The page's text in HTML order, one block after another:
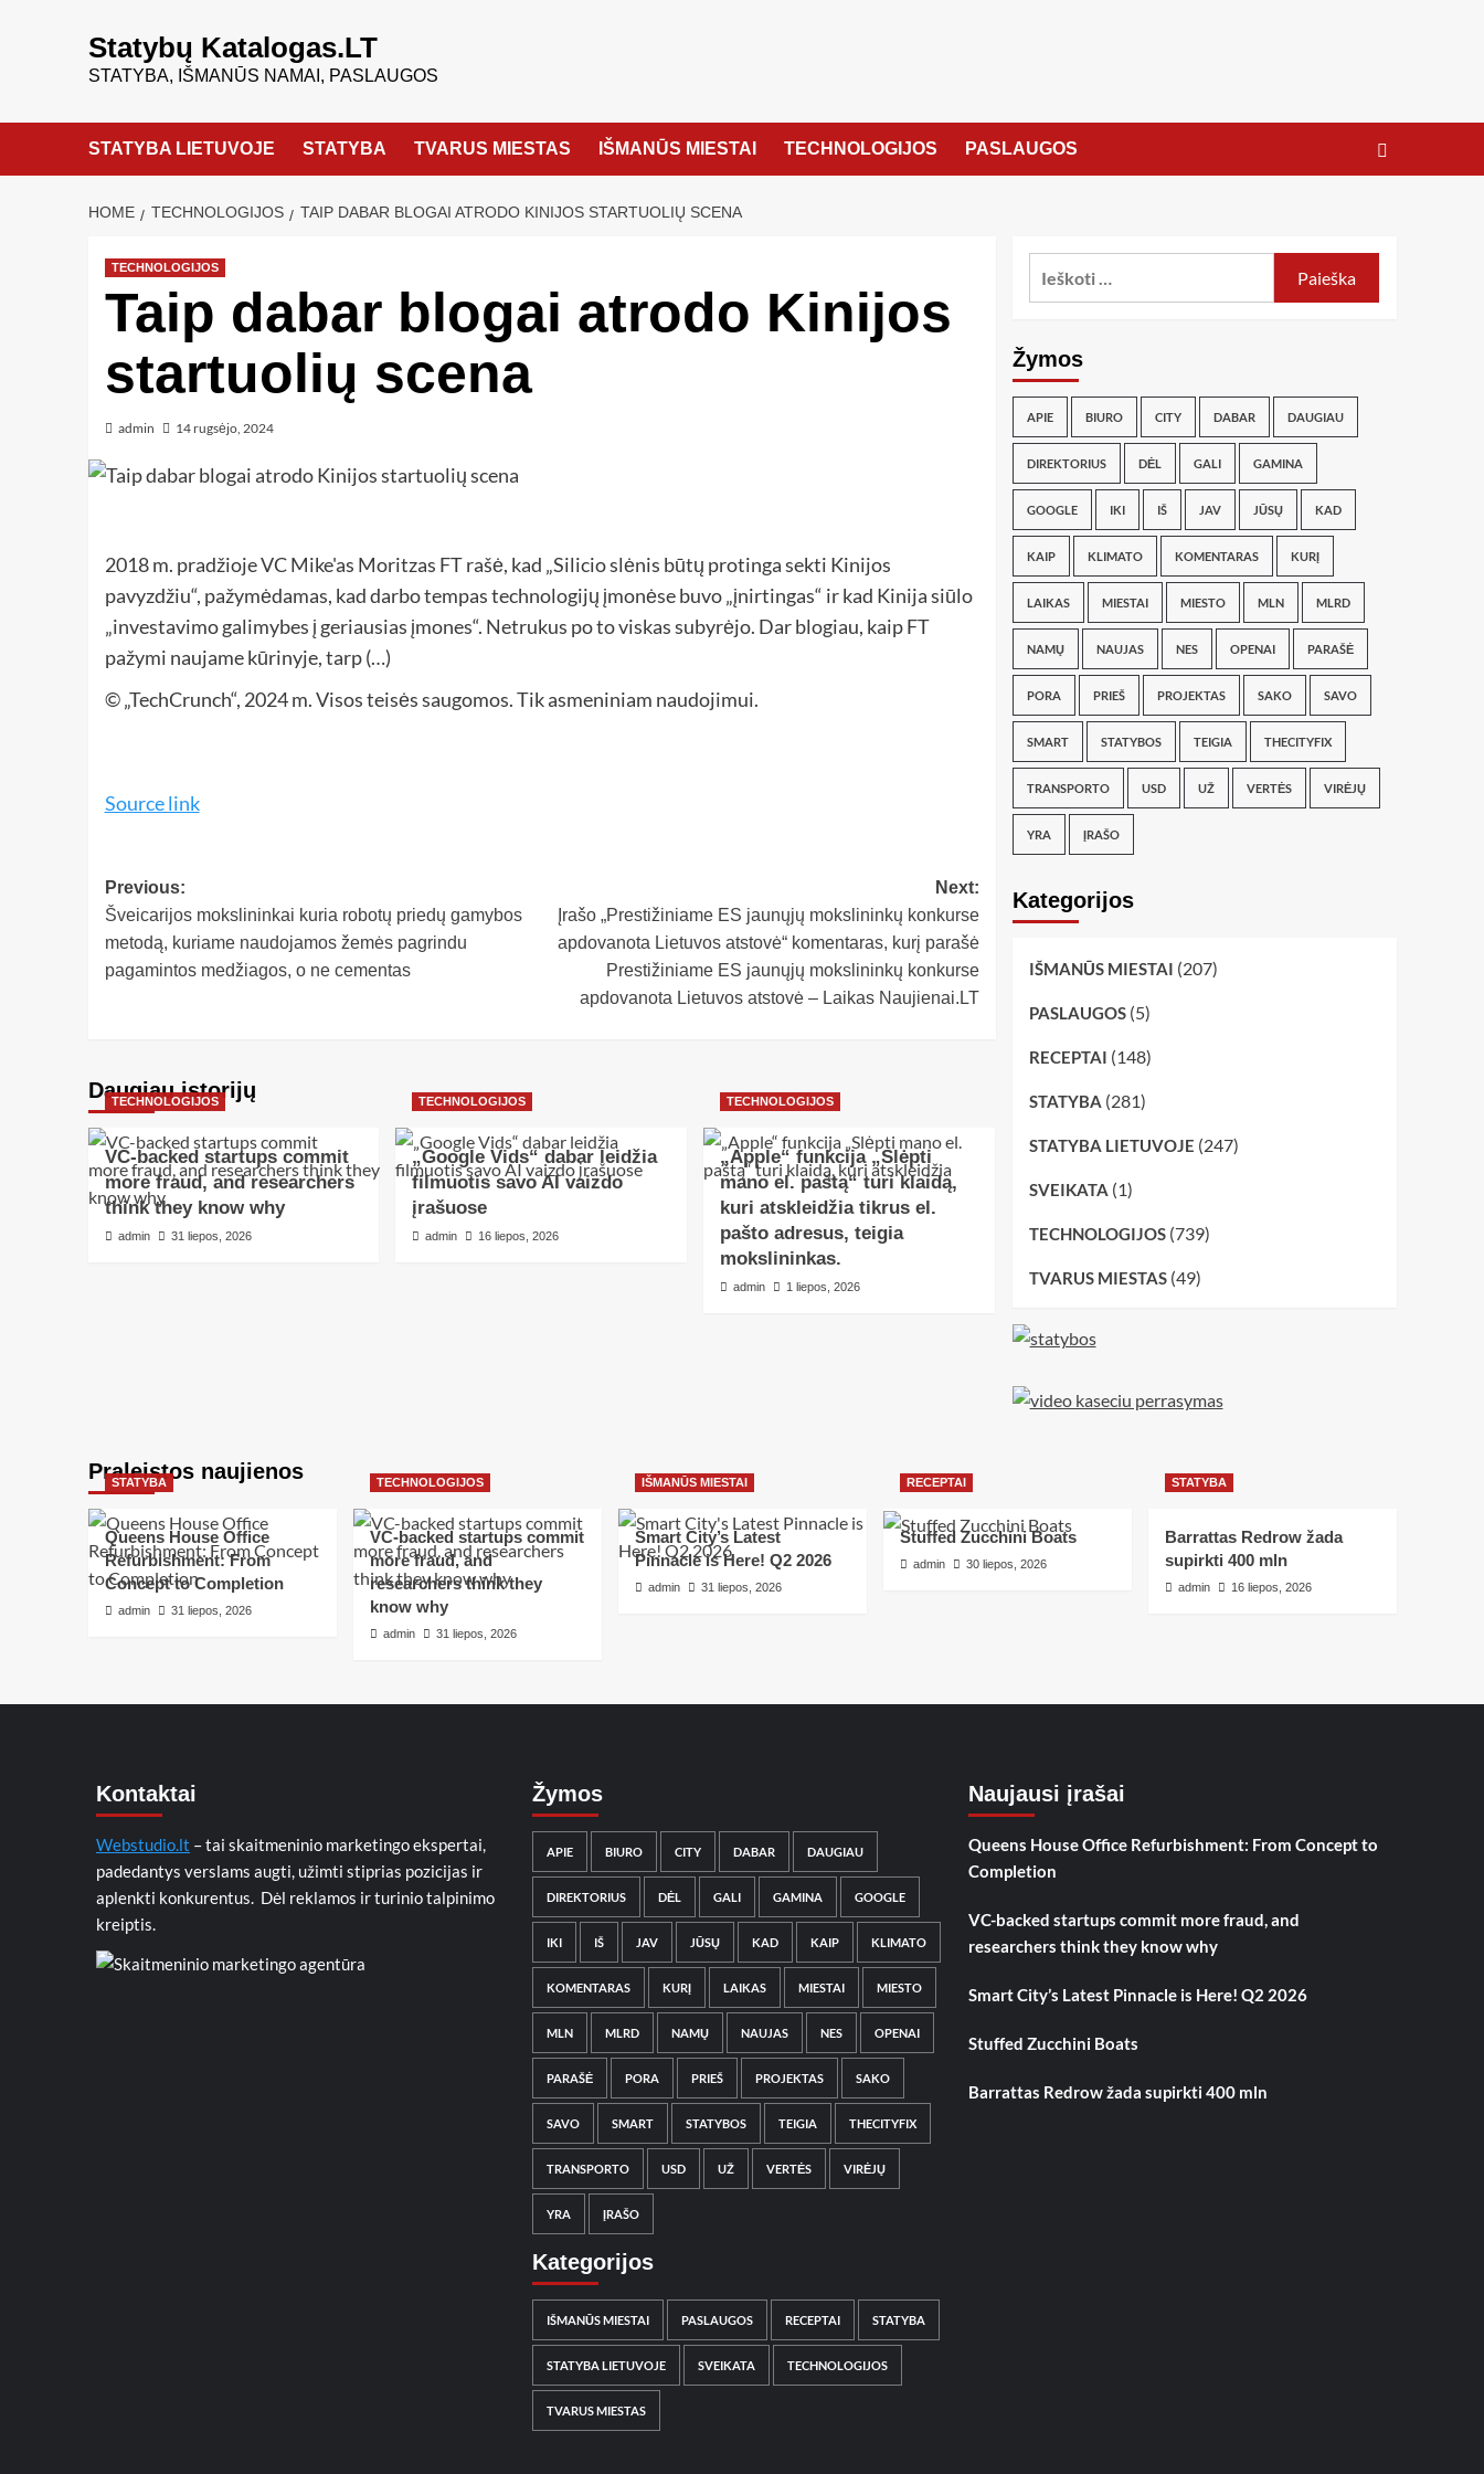
Statybų Katalogas.LT
STATYBA, IŠMANŪS NAMAI, PASLAUGOS
STATYBA LIETUVOJE STATYBA TVARUS MIESTAS IŠMANŪS MIESTAI TECHNOLOGIJOS PASLAUGOS
HOME TECHNOLOGIJOS TAIP DABAR BLOGAI ATRODO KINIJOS STARTUOLIŲ SCENA
TECHNOLOGIJOS
Taip dabar blogai atrodo Kinijos
startuolių scena
admin 14 rugsėjo, 2024
2018 m. pradžioje VC Mike'as Moritzas FT rašė, kad „Silicio slėnis būtų protinga sekti Kinijos
pavyzdžiu“, pažymėdamas, kad darbo tempas technologijų įmonėse buvo „įnirtingas“ ir kad Kinija siūlo
„investavimo galimybes į geriausias įmones“. Netrukus po to viskas subyrėjo. Dar blogiau, kaip FT
pažymi naujame kūrinyje, tarp (…)
© „TechCrunch“, 2024 m. Visos teisės saugomos. Tik asmeniniam naudojimui.
Source link
Previous:
Šveicarijos mokslininkai kuria robotų priedų gamybos
metodą, kuriame naudojamos žemės pagrindu
pagamintos medžiagos, o ne cementas
Next:
Įrašo „Prestižiniame ES jaunųjų mokslininkų konkurse
apdovanota Lietuvos atstovė“ komentaras, kurį parašė
Prestižiniame ES jaunųjų mokslininkų konkurse
apdovanota Lietuvos atstovė – Laikas Naujienai.LT
Daugiau istorijų
TECHNOLOGIJOS
VC-backed startups commit
more fraud, and researchers
think they know why
admin 31 liepos, 2026
TECHNOLOGIJOS
„Google Vids“ dabar leidžia
filmuotis savo AI vaizdo
įrašuose
admin 16 liepos, 2026
TECHNOLOGIJOS
„Apple“ funkcija „Slėpti
mano el. paštą“ turi klaidą,
kuri atskleidžia tikrus el.
pašto adresus, teigia
mokslininkas.
admin 1 liepos, 2026
Žymos
APIE BIURO CITY DABAR DAUGIAU
DIREKTORIUS DĖL GALI GAMINA
GOOGLE IKI IŠ JAV JŪSŲ KAD
KAIP KLIMATO KOMENTARAS KURĮ
LAIKAS MIESTAI MIESTO MLN MLRD
NAMŲ NAUJAS NES OPENAI PARAŠĖ
PORA PRIEŠ PROJEKTAS SAKO SAVO
SMART STATYBOS TEIGIA THECITYFIX
TRANSPORTO USD UŽ VERTĖS VIRĖJŲ
YRA ĮRAŠO
Kategorijos
IŠMANŪS MIESTAI (207)
PASLAUGOS(5)
RECEPTAI (148)
STATYBA (281)
STATYBA LIETUVOJE (247)
SVEIKATA (1)
TECHNOLOGIJOS(739)
TVARUS MIESTAS(49)
Praleistos naujienos
STATYBA
Queens House Office
Refurbishment: From
Concept to Completion
admin 31 liepos, 2026
TECHNOLOGIJOS
VC-backed startups commit
more fraud, and
researchers think they
know why
admin 31 liepos, 2026
IŠMANŪS MIESTAI
Smart City’s Latest
Pinnacle is Here! Q2 2026
admin 31 liepos, 2026
RECEPTAI
Stuffed Zucchini Boats
admin 30 liepos, 2026
STATYBA
Barrattas Redrow žada
supirkti 400 mln
admin 16 liepos, 2026
Kontaktai
Webstudio.lt – tai skaitmeninio marketingo ekspertai,
padedantys verslams augti, užimti stiprias pozicijas ir
aplenkti konkurentus. Dėl reklamos ir turinio talpinimo
kreiptis.
Žymos
APIE BIURO CITY DABAR DAUGIAU
DIREKTORIUS DĖL GALI GAMINA GOOGLE
IKI IŠ JAV JŪSŲ KAD KAIP KLIMATO
KOMENTARAS KURĮ LAIKAS MIESTAI MIESTO
MLN MLRD NAMŲ NAUJAS NES OPENAI
PARAŠĖ PORA PRIEŠ PROJEKTAS SAKO
SAVO SMART STATYBOS TEIGIA THECITYFIX
TRANSPORTO USD UŽ VERTĖS VIRĖJŲ
YRA ĮRAŠO
Kategorijos
IŠMANŪS MIESTAI PASLAUGOS RECEPTAI STATYBA
STATYBA LIETUVOJE SVEIKATA TECHNOLOGIJOS
TVARUS MIESTAS
Naujausi įrašai
Queens House Office Refurbishment: From Concept to
Completion
VC-backed startups commit more fraud, and
researchers think they know why
Smart City’s Latest Pinnacle is Here! Q2 2026
Stuffed Zucchini Boats
Barrattas Redrow žada supirkti 400 mln